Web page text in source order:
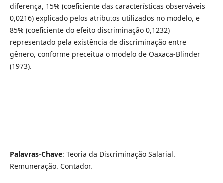
diferença, 15% (coeficiente das características observáveis
0,0216) explicado pelos atributos utilizados no modelo, e
85% (coeficiente do efeito discriminação 0,1232)
representado pela existência de discriminação entre
gênero, conforme preceitua o modelo de Oaxaca-Blinder
(1973).
Palavras-Chave: Teoria da Discriminação Salarial.
Remuneração. Contador.